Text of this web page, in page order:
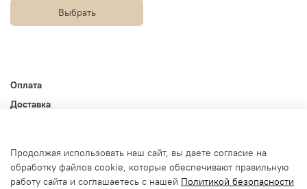
Выбрать
Оплата
Доставка
Пользовательское соглашение
Условия обмена и возврата
Продолжая использовать наш сайт, вы даете согласие на
обработку файлов cookie, которые обеспечивают правильную
работу сайта и соглашаетесь с нашей Политикой безопасности